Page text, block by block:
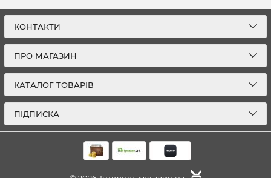
КОНТАКТИ
ПРО МАГАЗИН
КАТАЛОГ ТОВАРІВ
ПІДПИСКА